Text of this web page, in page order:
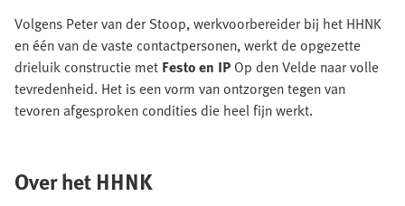
Volgens Peter van der Stoop, werkvoorbereider bij het HHNK
en één van de vaste contactpersonen, werkt de opgezette
drieluik constructie met Festo en IP Op den Velde naar volle
tevredenheid. Het is een vorm van ontzorgen tegen van
tevoren afgesproken condities die heel fijn werkt.
Over het HHNK